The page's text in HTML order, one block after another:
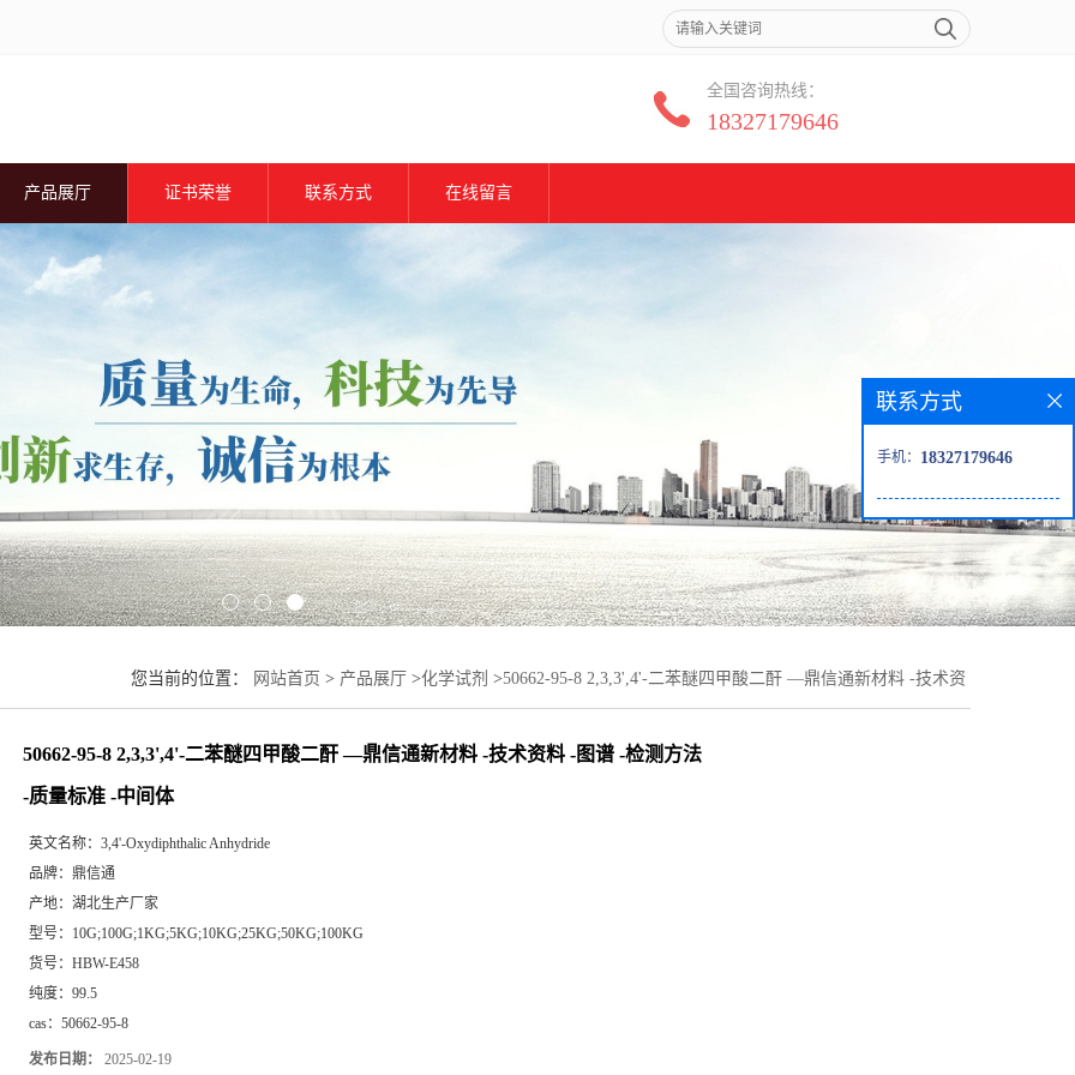
全国咨询热线：
18327179646
产品展厅 证书荣誉 联系方式 在线留言
您当前的位置： 网站首页 > 产品展厅 >化学试剂 >50662-95-8 2,3,3',4'-二苯醚四甲酸二酐 —鼎信通新材料 -技术资
50662-95-8 2,3,3',4'-二苯醚四甲酸二酐 —鼎信通新材料 -技术资料 -图谱 -检测方法
-质量标准 -中间体
英文名称： 3,4'-Oxydiphthalic Anhydride
品牌： 鼎信通
产地： 湖北生产厂家
型号： 10G;100G;1KG;5KG;10KG;25KG;50KG;100KG
货号： HBW-E458
纯度： 99.5
cas： 50662-95-8
发布日期： 2025-02-19
联系方式
手机： 18327179646